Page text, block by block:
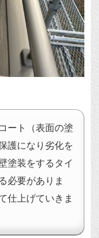
ート（表面の塗
護になり劣化を
塗装をするタイ
必要がありま
仕上げていきま